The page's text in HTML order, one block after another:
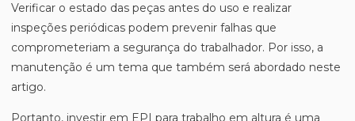
Verificar o estado das peças antes do uso e realizar
inspeções periódicas podem prevenir falhas que
comprometeriam a segurança do trabalhador. Por isso, a
manutenção é um tema que também será abordado neste
artigo.
Portanto, investir em EPI para trabalho em altura é uma